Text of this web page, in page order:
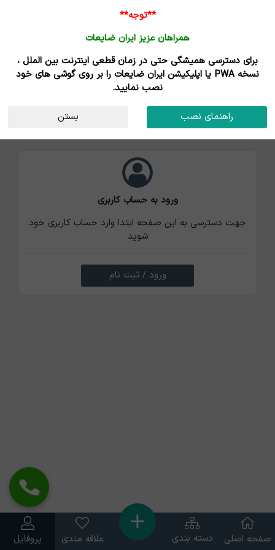
ورود به حساب کاربری
جهت دسترسی به این صفحه ابتدا وارد حساب کاربری خود
شوید
ورود / ثبت نام
**توجه**
همراهان عزیز ایران ضایعات
برای دسترسی همیشگی حتی در زمان قطعی اینترنت بین الملل ،
نسخه PWA یا اپلیکیشن ایران ضایعات را بر روی گوشی های خود
نصب نمایید.
راهنمای نصب بستن
صفحه اصلی دسته بندی علاقه مندی پروفایل